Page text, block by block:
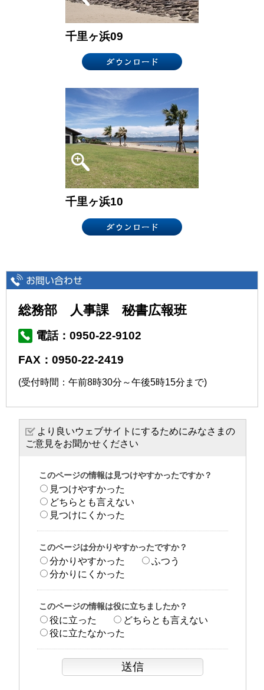
千里ヶ浜09
千里ヶ浜10
総務部 人事課 秘書広報班
電話：0950-22-9102
FAX：0950-22-2419
(受付時間：午前8時30分～午後5時15分まで)
より良いウェブサイトにするためにみなさまの
ご意見をお聞かせください
このページの情報は見つけやすかったですか？
見つけやすかった
どちらとも言えない
見つけにくかった
このページは分かりやすかったですか？
分かりやすかった
ふつう
分かりにくかった
このページの情報は役に立ちましたか？
役に立った
どちらとも言えない
役に立たなかった